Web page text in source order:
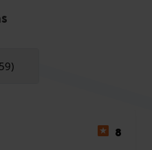
équipe dévouée
réglementations en
8